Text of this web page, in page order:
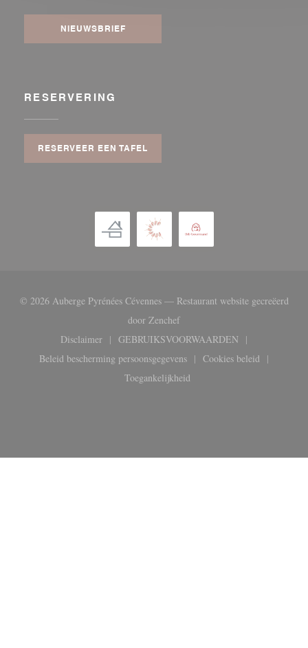
NIEUWSBRIEF
RESERVERING
RESERVEER EEN TAFEL
© 2026 Auberge Pyrénées Cévennes — Restaurant website gecreëerd
door Zenchef((opent in een nieuw venster))
Disclaimer
((opent in een nieuw venster))
GEBRUIKSVOORWAARDEN
((opent in een nieuw venster))
Beleid bescherming persoonsgegevens
((opent in een nieuw venster))
Cookies beleid
((opent in een
Toegankelijkheid
((opent in een nieuw venster))